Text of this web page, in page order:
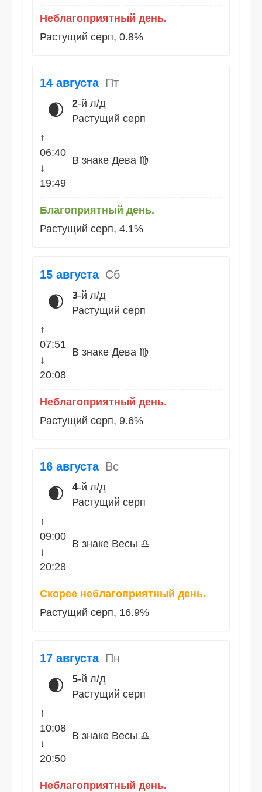
Неблагоприятный день.
Растущий серп, 0.8%
14 августа Пт
🌒 2-й л/д
Растущий серп
↑
06:40
↓
19:49
В знаке Дева ♍
Благоприятный день.
Растущий серп, 4.1%
15 августа Сб
🌒 3-й л/д
Растущий серп
↑
07:51
↓
20:08
В знаке Дева ♍
Неблагоприятный день.
Растущий серп, 9.6%
16 августа Вс
🌒 4-й л/д
Растущий серп
↑
09:00
↓
20:28
В знаке Весы ♎
Скорее неблагоприятный день.
Растущий серп, 16.9%
17 августа Пн
🌒 5-й л/д
Растущий серп
↑
10:08
↓
20:50
В знаке Весы ♎
Неблагоприятный день.